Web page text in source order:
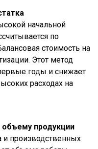
начальной
по
стоимость на
Этот метод
годы и снижает
расходах на
продукции
и производственных